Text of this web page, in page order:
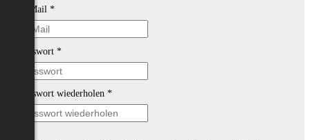
E-Mail *
Passwort *
Passwort wiederholen *